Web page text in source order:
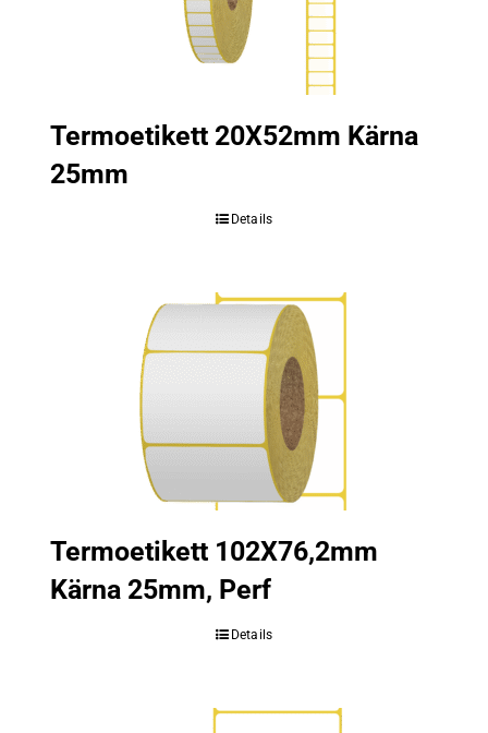
Termoetikett 20X52mm Kärna
25mm
Details
Termoetikett 102X76,2mm
Kärna 25mm, Perf
Details